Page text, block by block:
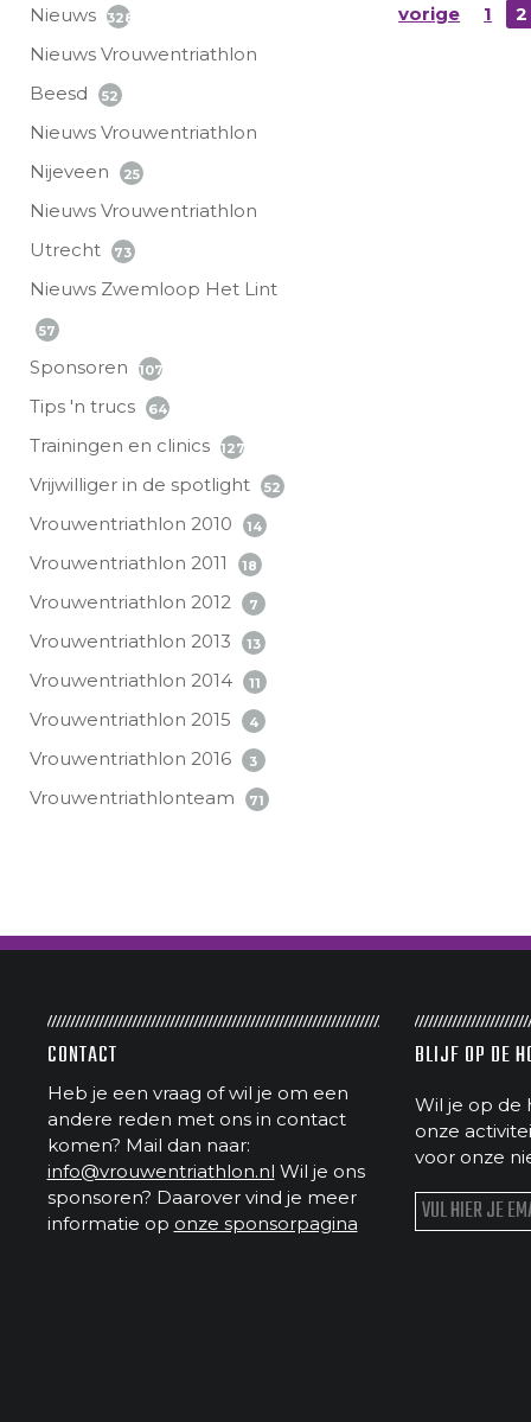
Nieuws 328
Nieuws Vrouwentriathlon
Beesd
52
Nieuws Vrouwentriathlon
Nijeveen
25
Nieuws Vrouwentriathlon
Utrecht
73
Nieuws Zwemloop Het Lint
57
Sponsoren 107
Tips 'n trucs 64
Trainingen en clinics 127
Vrijwilliger in de spotlight 52
Vrouwentriathlon 2010 14
Vrouwentriathlon 2011 18
Vrouwentriathlon 2012 7
Vrouwentriathlon 2013 13
Vrouwentriathlon 2014 11
Vrouwentriathlon 2015 4
Vrouwentriathlon 2016 3
Vrouwentriathlonteam 71
vorige 1 2
CONTACT
Heb je een vraag of wil je om een
andere reden met ons in contact
komen? Mail dan naar:
info@vrouwentriathlon.nl Wil je ons
sponsoren? Daarover vind je meer
informatie op onze sponsorpagina
BLIJF OP DE
Wil je op de
onze
voor onze